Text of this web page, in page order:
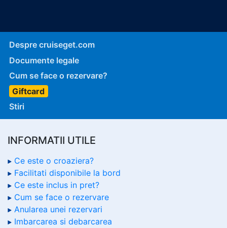
Despre cruiseget.com
Documente legale
Cum se face o rezervare?
Giftcard
Stiri
INFORMATII UTILE
Ce este o croaziera?
Facilitati disponibile la bord
Ce este inclus in pret?
Cum se face o rezervare
Anularea unei rezervari
Imbarcarea si debarcarea